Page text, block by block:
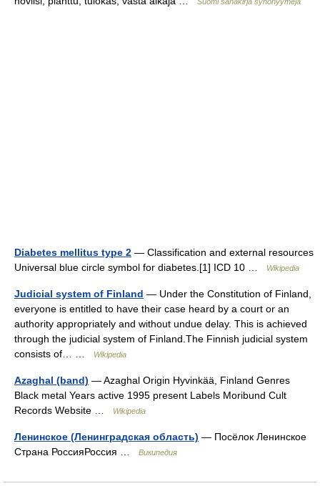
Diabetes mellitus type 2 — Classification and external resources
Universal blue circle symbol for diabetes.[1] ICD 10 …
Wikipedia
Judicial system of Finland — Under the Constitution of Finland,
everyone is entitled to have their case heard by a court or an
authority appropriately and without undue delay. This is achieved
through the judicial system of Finland.The Finnish judicial system
consists of… …
Wikipedia
Azaghal (band) — Azaghal Origin Hyvinkää, Finland Genres
Black metal Years active 1995 present Labels Moribund Cult
Records Website …
Wikipedia
Ленинское (Ленинградская область) — Посёлок Ленинское
Страна РоссияРоссия …
Википедия